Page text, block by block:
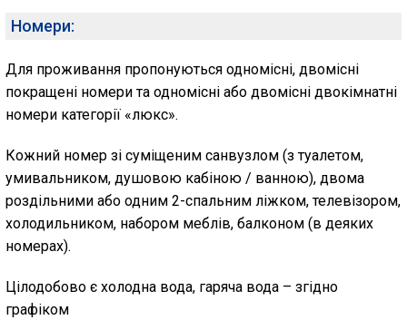
Номери:
Для проживання пропонуються одномісні, двомісні
покращені номери та одномісні або двомісні двокімнатні
номери категорії «люкс».
Кожний номер зі суміщеним санвузлом (з туалетом,
умивальником, душовою кабіною / ванною), двома
роздільними або одним 2-спальним ліжком, телевізором,
холодильником, набором меблів, балконом (в деяких
номерах).
Цілодобово є холодна вода, гаряча вода – згідно
графіком